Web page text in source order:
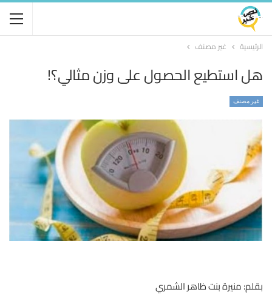
الرئيسية غير مصنف
هل استطيع الحصول على وزن مثالي؟!
غير مصنف
بقلم: منيرة بنت ظاهر الشمري